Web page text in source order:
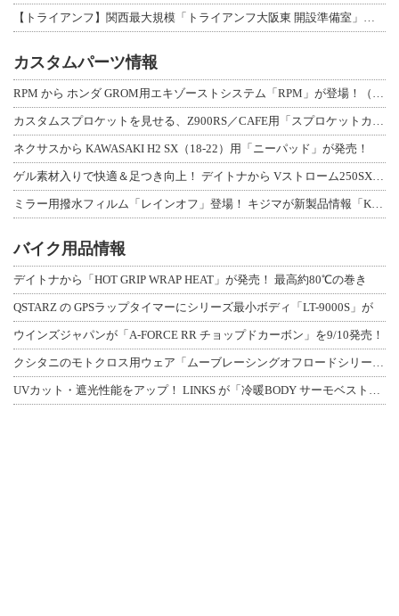
【トライアンフ】関西最大規模「トライアンフ大阪東 開設準備室」がオープン！ 限定
カスタムパーツ情報
RPM から ホンダ GROM用エキゾーストシステム「RPM」が登場！（動画あり
カスタムスプロケットを見せる、Z900RS／CAFE用「スプロケットカバーフルキ
ネクサスから KAWASAKI H2 SX（18-22）用「ニーパッド」が発売！
ゲル素材入りで快適＆足つき向上！ デイトナから Vストローム250SX用「快適ロ
ミラー用撥水フィルム「レインオフ」登場！ キジマが新製品情報「KIJIMA NE
バイク用品情報
デイトナから「HOT GRIP WRAP HEAT」が発売！ 最高約80℃の巻き
QSTARZ の GPSラップタイマーにシリーズ最小ボディ「LT-9000S」が
ウインズジャパンが「A-FORCE RR チョップドカーボン」を9/10発売！
クシタニのモトクロス用ウェア「ムーブレーシングオフロードシリーズ」3アイテムが登
UVカット・遮光性能をアップ！ LINKS が「冷暖BODY サーモベスト」改良